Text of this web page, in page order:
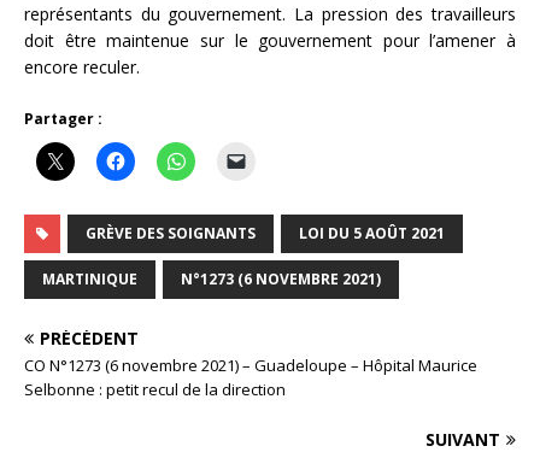
représentants du gouvernement. La pression des travailleurs
doit être maintenue sur le gouvernement pour l’amener à
encore reculer.
Partager :
GRÈVE DES SOIGNANTS LOI DU 5 AOÛT 2021
MARTINIQUE N°1273 (6 NOVEMBRE 2021)
PRÉCÉDENT
CO N°1273 (6 novembre 2021) – Guadeloupe – Hôpital Maurice
Selbonne : petit recul de la direction
SUIVANT